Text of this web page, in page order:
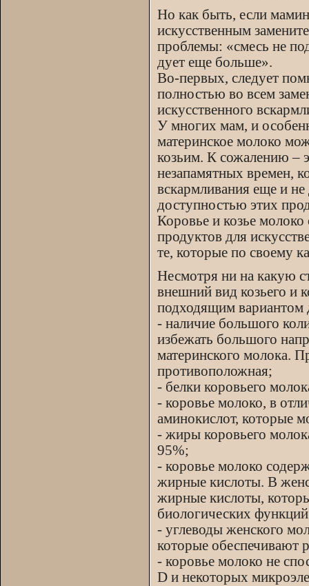
Но как быть, если
искусственным
проблемы: «смесь не
дует еще больше».
Во-первых, следует
полностью во всем
искусственного
У многих мам, и
материнское молоко
козьим. К сожалению –
незапамятных времен,
вскармливания еще и
доступностью этих
Коровье и козье
продуктов для
те, которые по своему
Несмотря ни на какую
внешний вид козьего и
подходящим вариантом
- наличие большого
избежать большого
материнского молока.
противоположная;
- белки коровьего
- коровье молоко, в
аминокислот, которые
- жиры коровьего
95%;
- коровье молоко
жирные кислоты. В
жирные кислоты,
биологических
- углеводы женского
которые обеспечивают
- коровье молоко не
D и некоторых